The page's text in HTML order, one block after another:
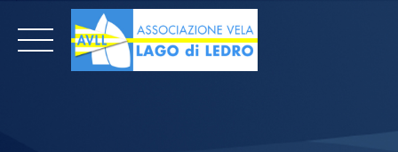
content